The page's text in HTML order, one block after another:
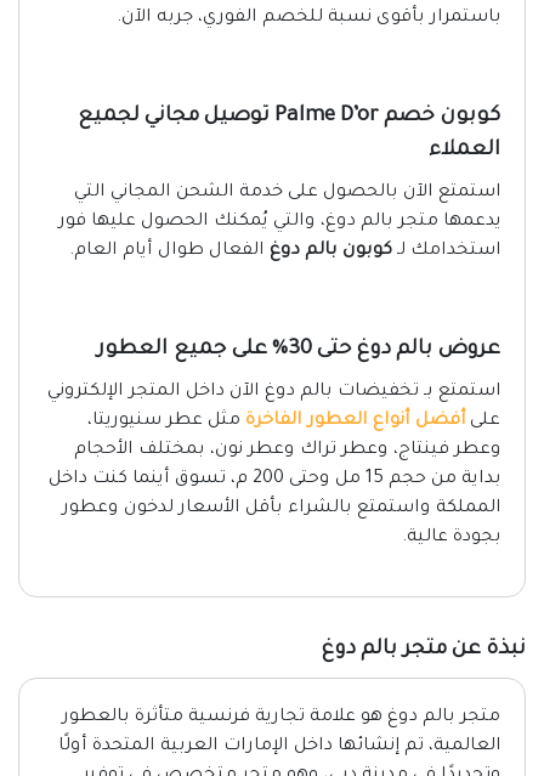
باستمرار بأقوى نسبة للخصم الفوري، جربه الآن.
كوبون خصم Palme D’or توصيل مجاني لجميع
العملاء
استمتع الآن بالحصول على خدمة الشحن المجاني التي
يدعمها متجر بالم دوغ، والتي يُمكنك الحصول عليها فور
استخدامك لـ كوبون بالم دوغ الفعال طوال أيام العام.
عروض بالم دوغ حتى 30% على جميع العطور
استمتع بـ تخفيضات بالم دوغ الآن داخل المتجر الإلكتروني
على أفضل أنواع العطور الفاخرة مثل عطر سنيوريتا،
وعطر فينتاج، وعطر تراك وعطر نون، بمختلف الأحجام
بداية من حجم 15 مل وحتى 200 م، تسوق أينما كنت داخل
المملكة واستمتع بالشراء بأقل الأسعار لدخون وعطور
بجودة عالية.
نبذة عن متجر بالم دوغ
متجر بالم دوغ هو علامة تجارية فرنسية متأثرة بالعطور
العالمية، تم إنشائها داخل الإمارات العربية المتحدة أولًا